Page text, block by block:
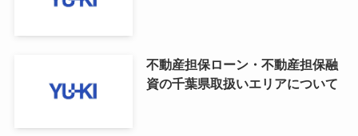
不動産担保ローン・不動産担保融
資の千葉県取扱いエリアについて